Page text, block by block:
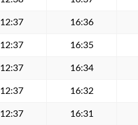
12:37 16:36
12:37 16:35
12:37 16:34
12:37 16:32
12:37 16:31